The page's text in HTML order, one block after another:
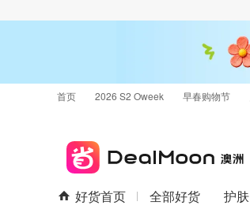
首页 2026 S2 Oweek 早春购物节
好货首页 全部好货 护肤